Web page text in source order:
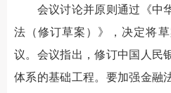
会议讨论并原则通过《中
法（修订草案）》，决定将
议。会议指出，修订中国人民
体系的基础工程。要加强金融